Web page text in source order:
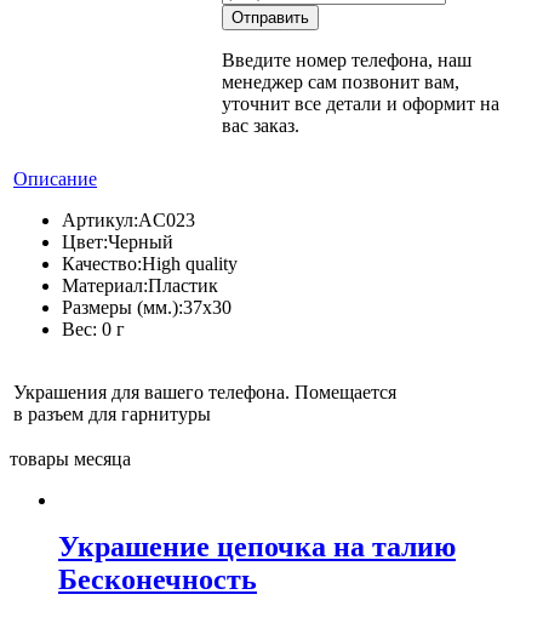
Введите номер телефона, наш
менеджер сам позвонит вам,
уточнит все детали и оформит на
вас заказ.
Описание
Артикул:AC023
Цвет:Черный
Качество:High quality
Материал:Пластик
Размеры (мм.):37x30
Вес: 0 г
Украшения для вашего телефона. Помещается
в разъем для гарнитуры
товары месяца
Украшение цепочка на талию
Бесконечность